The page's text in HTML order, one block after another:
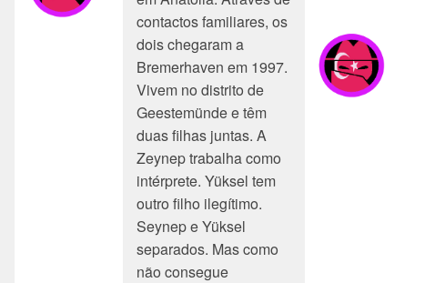
contactos familiares, os
dois chegaram a
Bremerhaven em 1997.
Vivem no distrito de
Geestemünde e têm
duas filhas juntas. A
Zeynep trabalha como
intérprete. Yüksel tem
outro filho ilegítimo.
Seynep e Yüksel
separados. Mas como
não consegue